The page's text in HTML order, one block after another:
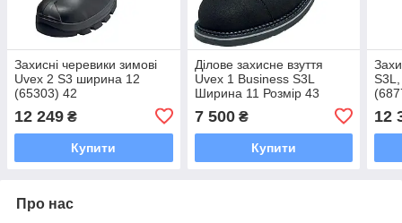
Захисні черевики зимові
Uvex 2 S3 ширина 12
(65303) 42
12 249 ₴
Купити
Ділове захисне взуття
Uvex 1 Business S3L
Ширина 11 Розмір 43
7 500₴
Купити
12
Про нас